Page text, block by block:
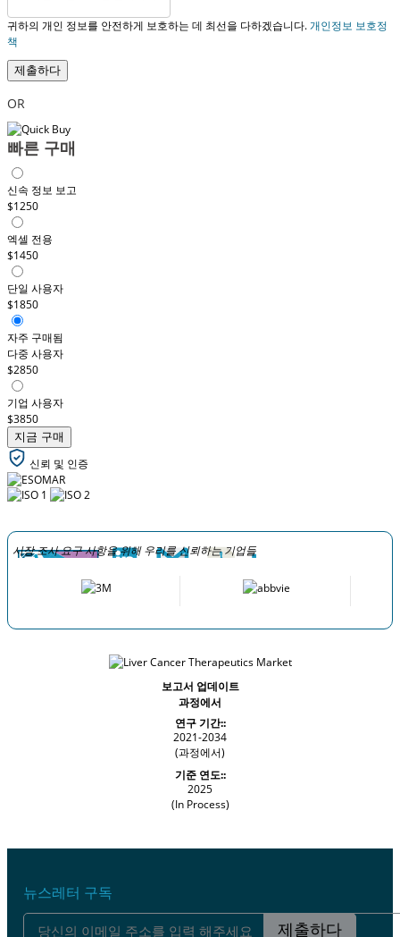
귀하의 개인 정보를 안전하게 보호하는 데 최선을 다하겠습니다.개인정보 보호정
책
제출하다
OR
빠른 구매
신속 정보 보고
$1250
엑셀 전용
$1450
단일 사용자
$1850
자주 구매됨
다중 사용자
$2850
기업 사용자
$3850
지금 구매
신뢰 및 인증
시장 조사 요구 사항을 위해 우리를 신뢰하는 기업들
보고서 업데이트
과정에서
연구 기간::
2021-2034
(과정에서)
기준 연도::
2025
(In Process)
뉴스레터 구독
제출하다